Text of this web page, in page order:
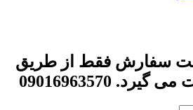
ثبت سفارش فقط از طریق
09016963570